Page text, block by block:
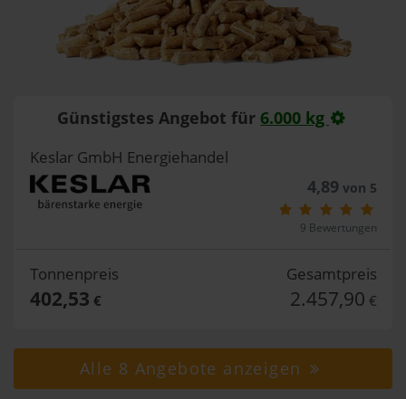
Günstigstes Angebot für 6.000 kg
Keslar GmbH Energiehandel
4,89von 5
9 Bewertungen
Tonnenpreis
402,53 €
Gesamtpreis
2.457,90 €
Alle 8 Angebote anzeigen